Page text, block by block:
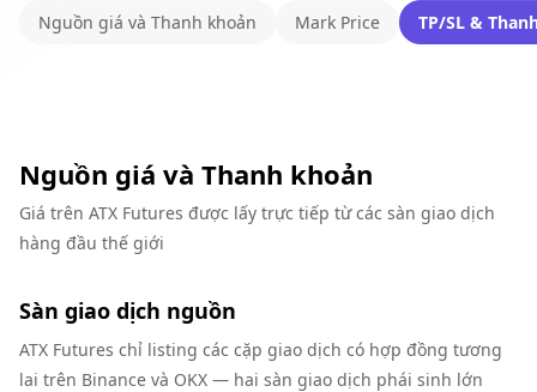
Nguồn giá và Thanh khoản Mark Price TP/SL &
Nguồn giá và Thanh khoản
Giá trên ATX Futures được lấy trực tiếp từ các sàn giao dịch
hàng đầu thế giới
Sàn giao dịch nguồn
ATX Futures chỉ listing các cặp giao dịch có hợp đồng tương
lai trên Binance và OKX — hai sàn giao dịch phái sinh lớn